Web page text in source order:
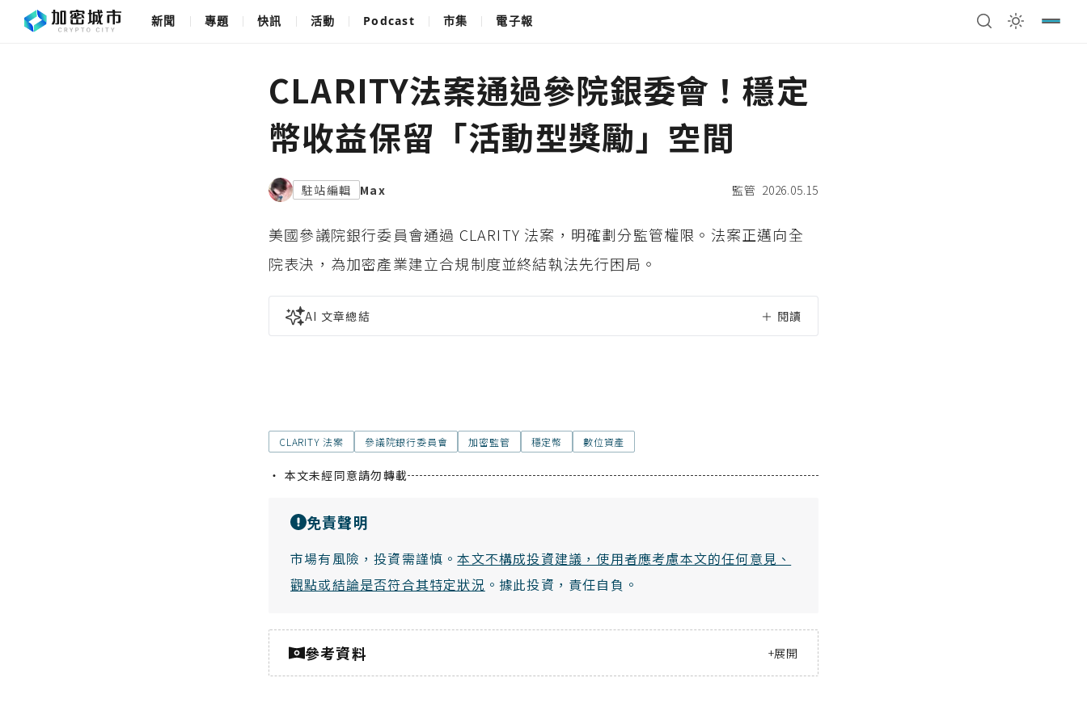
新聞 專題 快訊 活動 Podcast 市集 電子報
CLARITY法案通過參院銀委會！穩定
幣收益保留「活動型獎勵」空間
駐站編輯 Max 監管 2026.05.15
美國參議院銀行委員會通過 CLARITY 法案，明確劃分監管權限。法案正邁向全
院表決，為加密產業建立合規制度並終結執法先行困局。
AI 文章總結 ＋ 閱讀
CLARITY 法案 參議院銀行委員會 加密監管 穩定幣 數位資產
・ 本文未經同意請勿轉載
免責聲明
市場有風險，投資需謹慎。本文不構成投資建議，使用者應考慮本文的任何意見、
觀點或結論是否符合其特定狀況 。據此投資，責任自負。
參考資料 +展開